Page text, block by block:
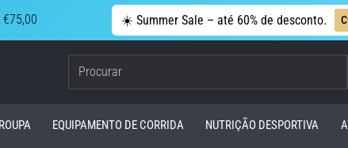
☀️ Summer Sale – até 60% de desconto.
ROUPA EQUIPAMENTO DE CORRIDA NUTRIÇÃO DESPORTIVA